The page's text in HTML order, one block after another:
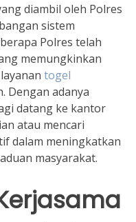
diambil oleh Polres
sistem
Polres telah
memungkinkan
togel
Dengan adanya
datang ke kantor
atau mencari
dalam meningkatkan
masyarakat.